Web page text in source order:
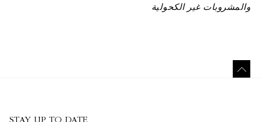
والمشروبات غير الكحولية